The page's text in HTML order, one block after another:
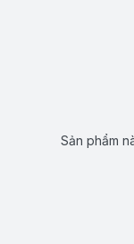
Sản phẩm